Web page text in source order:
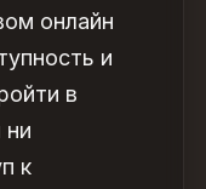
онлайн
и
в
к